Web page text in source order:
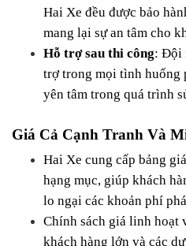
Hai Xe đều được bảo
mang lại sự an tâm cho
Hỗ trợ sau thi công: Đội
trợ trong mọi tình huống
yên tâm trong quá trình
Giá Cả Cạnh Tranh Và
Hai Xe cung cấp bảng
hạng mục, giúp khách
lo ngại các khoản phí
Chính sách giá linh hoạt
khách hàng lớn và các